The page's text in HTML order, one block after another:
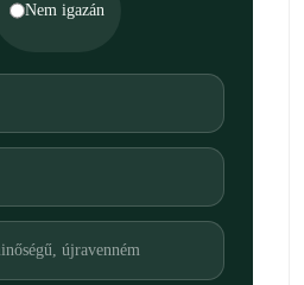
Nem igazán